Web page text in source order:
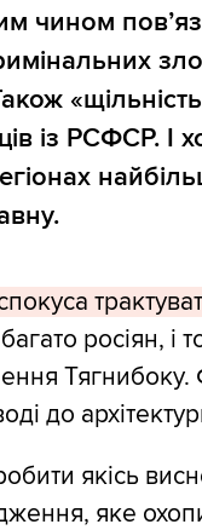
чином
із РСФСР. І
росіян,
Тягнибоку.
до
якісь
яке